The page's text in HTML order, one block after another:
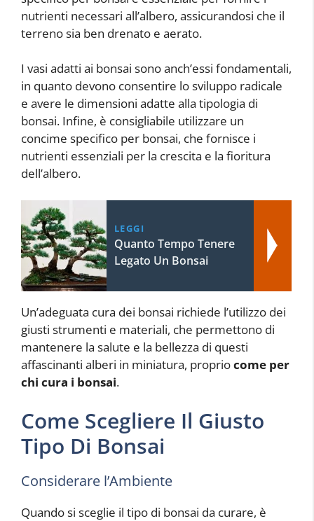
nutrienti necessari all’albero, assicurandosi che il
terreno sia ben drenato e aerato.
I vasi adatti ai bonsai sono anch’essi fondamentali,
in quanto devono consentire lo sviluppo radicale
e avere le dimensioni adatte alla tipologia di
bonsai. Infine, è consigliabile utilizzare un
concime specifico per bonsai, che fornisce i
nutrienti essenziali per la crescita e la fioritura
dell’albero.
LEGGI
Quanto Tempo Tenere
Legato Un Bonsai
Un’adeguata cura dei bonsai richiede l’utilizzo dei
giusti strumenti e materiali, che permettono di
mantenere la salute e la bellezza di questi
affascinanti alberi in miniatura, propriocome per
chi cura i bonsai.
Come Scegliere Il Giusto
Tipo Di Bonsai
Considerare l’Ambiente
Quando si sceglie il tipo di bonsai da curare, è